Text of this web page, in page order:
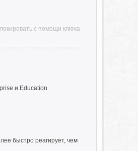
с помощи ключа
и Education
быстро реагирует, чем